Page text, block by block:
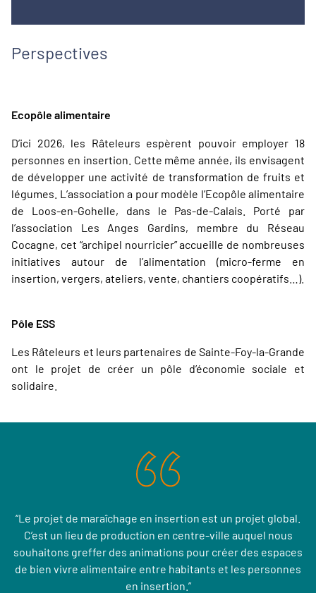
Perspectives
Ecopôle alimentaire
D’ici 2026, les Râteleurs espèrent pouvoir employer 18
personnes en insertion. Cette même année, ils envisagent
de développer une activité de transformation de fruits et
légumes. L’association a pour modèle l’Ecopôle alimentaire
de Loos-en-Gohelle, dans le Pas-de-Calais. Porté par
l’association Les Anges Gardins, membre du Réseau
Cocagne, cet “archipel nourricier” accueille de nombreuses
initiatives autour de l’alimentation (micro-ferme en
insertion, vergers, ateliers, vente, chantiers coopératifs…).
Pôle ESS
Les Râteleurs et leurs partenaires de Sainte-Foy-la-Grande
ont le projet de créer un pôle d’économie sociale et
solidaire.
“Le projet de maraîchage en insertion est un projet global.
C’est un lieu de production en centre-ville auquel nous
souhaitons greffer des animations pour créer des espaces
de bien vivre alimentaire entre habitants et les personnes
en insertion.”